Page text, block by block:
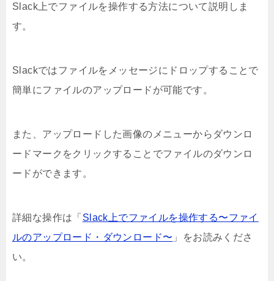
Slack上でファイルを操作する方法について説明しま
す。
Slackではファイルをメッセージにドロップすることで
簡単にファイルのアップロードが可能です。
また、アップロードした画像のメニューからダウンロ
ードマークをクリックすることでファイルのダウンロ
ードができます。
詳細な操作は「 Slack上でファイルを操作する〜ファイ
ルのアップロード・ダウンロード〜 」をお読みくださ
い。